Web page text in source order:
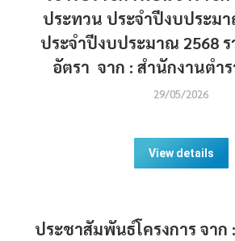
ประทวน ประจำปีงบประม
ประจำปีงบประมาณ 2568
อัตรา จาก : สำนักงานตำ
29/05/2026
View details
ประชาสัมพันธ์โครงการ จาก